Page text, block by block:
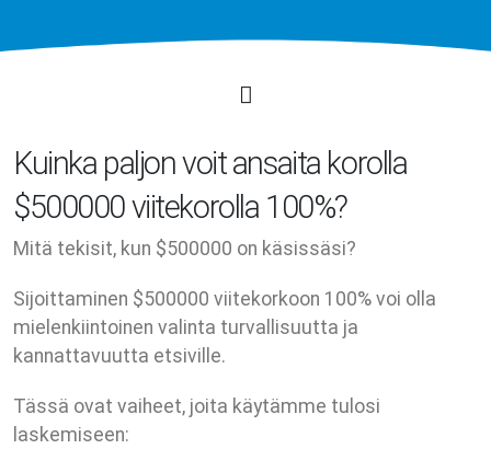
Kuinka paljon voit ansaita korolla
$500000 viitekorolla 100%?
Mitä tekisit, kun $500000 on käsissäsi?
Sijoittaminen $500000 viitekorkoon 100% voi olla
mielenkiintoinen valinta turvallisuutta ja
kannattavuutta etsiville.
Tässä ovat vaiheet, joita käytämme tulosi
laskemiseen: